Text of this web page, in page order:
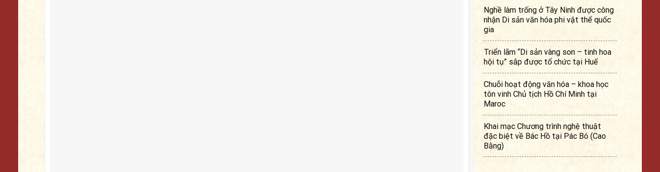
Nghề làm trống ở Tây Ninh được công
nhận Di sản văn hóa phi vật thể quốc
gia
Triển lãm “Di sản vàng son – tinh hoa
hội tụ” sắp được tổ chức tại Huế
Chuỗi hoạt động văn hóa – khoa học
tôn vinh Chủ tịch Hồ Chí Minh tại
Maroc
Khai mạc Chương trình nghệ thuật
đặc biệt về Bác Hồ tại Pác Bó (Cao
Bằng)